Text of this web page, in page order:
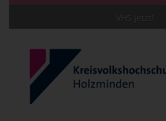
VHS jetzt!